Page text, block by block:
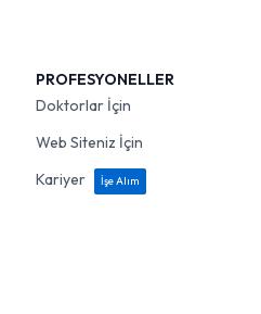
PROFESYONELLER
Doktorlar İçin
Web Siteniz İçin
Kariyer
İşe Alım